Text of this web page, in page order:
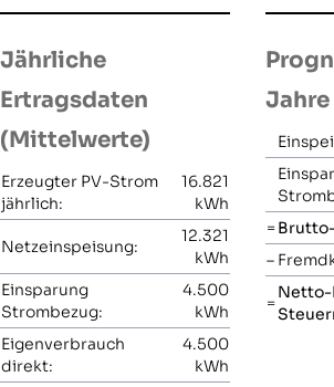
Jährliche
Ertragsdaten
(Mittelwerte)
Erzeugter PV-Strom
jährlich:
16.821
kWh
Netzeinspeisung:
12.321
kWh
Einsparung
Strombezug:
4.500
kWh
Eigenverbrauch
direkt:
4.500
kWh
Jahre
=
–
=
Netto-